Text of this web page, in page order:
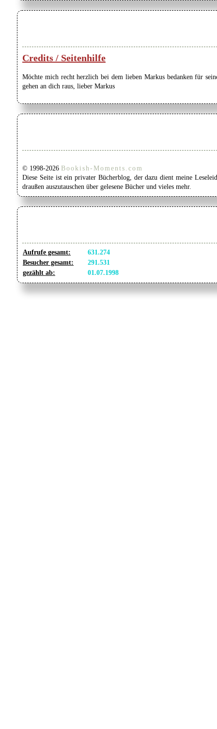
Credits / Seitenhilfe
Möchte mich recht herzlich bei dem lieben Markus bedanken für
gehen an dich raus, lieber Markus
© 1998-2026 Bookish-Moments.com
Diese Seite ist ein privater Bücherblog, der dazu dient meine
draußen auszutauschen über gelesene Bücher und vieles mehr.
Aufrufe gesamt:
631.274
Besucher gesamt:
291.531
gezählt ab:
01.07.1998